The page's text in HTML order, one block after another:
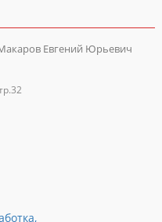
Евгений Юрьевич